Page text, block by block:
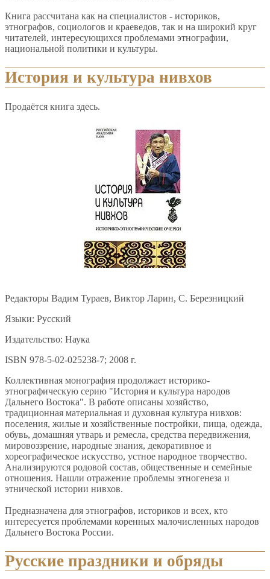
Книга рассчитана как на специалистов - историков,
этнографов, социологов и краеведов, так и на широкий круг
читателей, интересующихся проблемами этнографии,
национальной политики и культуры.
История и культура нивхов
Продаётся книга здесь.
Редакторы Вадим Тураев, Виктор Ларин, С. Березницкий
Языки: Русский
Издательство: Наука
ISBN 978-5-02-025238-7; 2008 г.
Коллективная монография продолжает историко-
этнографическую серию "История и культура народов
Дальнего Востока". В работе описаны хозяйство,
традиционная материальная и духовная культура нивхов:
поселения, жилые и хозяйственные постройки, пища, одежда,
обувь, домашняя утварь и ремесла, средства передвижения,
мировоззрение, народные знания, декоративное и
хореографическое искусство, устное народное творчество.
Анализируются родовой состав, общественные и семейные
отношения. Нашли отражение проблемы этногенеза и
этнической истории нивхов.
Предназначена для этнографов, историков и всех, кто
интересуется проблемами коренных малочисленных народов
Дальнего Востока России.
Русские праздники и обряды